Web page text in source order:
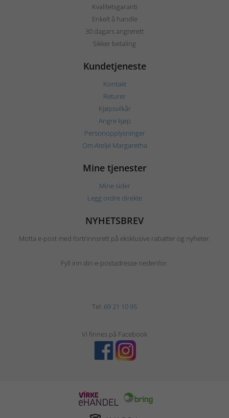
Kvalitetsgaranti
Enkelt å handle
30 dagars angrerett
Sikker betaling
Kundetjeneste
Kontakt
Returer
Kjøpsvilkår
Angre kjøp
Personopplysninger
Om Ateljé Margaretha
Mine tjenester
Mine sider
Legg ordre direkte
NYHETSBREV
Motta e-post med fortrinnsrett på eksklusive rabatter og nyheter.
Fyll inn din e-postadresse nedenfor.
Tel: 69 21 10 95
Vi finnes på Facebook